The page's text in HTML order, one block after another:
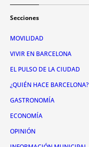
Secciones
MOVILIDAD
VIVIR EN BARCELONA
EL PULSO DE LA CIUDAD
¿QUIÉN HACE BARCELONA?
GASTRONOMÍA
ECONOMÍA
OPINIÓN